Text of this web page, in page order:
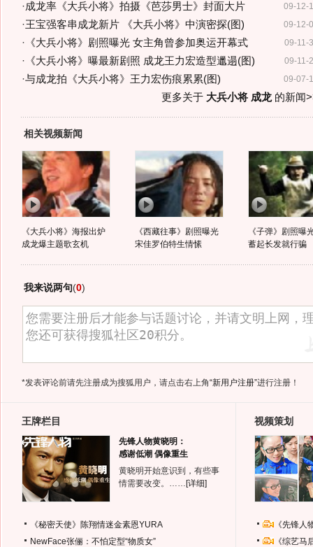
09-12-
·成龙率《大兵小将》拍摄《芭莎男士》封面大片
09-12-
·王宝强客串成龙新片 《大兵小将》中演密探(图)
09-11-
· 《大兵小将》剧照曝光 女主角曾参加奥运开幕式
09-11-
· 《大兵小将》曝最新剧照 成龙王力宏造型邋遢(图)
09-07-
·与成龙拍《大兵小将》王力宏伤痕累累(图)
更多关于 大兵小将 成龙的新闻
相关视频新闻
《大兵小将》海报出炉
成龙爆主题歌玄机
《西藏往事》剧照曝光
宋佳罗伯特生情愫
《子弹》剧照曝
蓄起长发就行骗
我来说两句(0)
*发表评论前请先注册成为搜狐用户，请点击右上角“新用户注册”进行注册！
王牌栏目
先锋人物黄晓明：
感谢低潮 偶像重生
黄晓明开始意识到，有些事
情需要改变。…… [详细]
《秘密天使》陈翔情迷金素恩YURA
NewFace张俪：不怕定型“物质女”
视频策划
《先锋
《综艺